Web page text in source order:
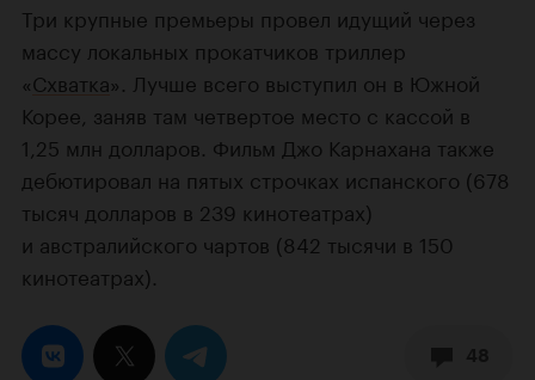
Три крупные премьеры провел идущий через
массу локальных прокатчиков триллер
«Схватка». Лучше всего выступил он в Южной
Корее, заняв там четвертое место с кассой в
1,25 млн долларов. Фильм Джо Карнахана также
дебютировал на пятых строчках испанского (678
тысяч долларов в 239 кинотеатрах)
и австралийского чартов (842 тысячи в 150
кинотеатрах).